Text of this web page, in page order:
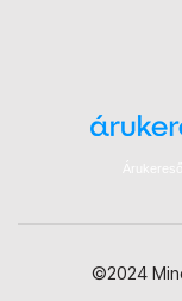
©2024